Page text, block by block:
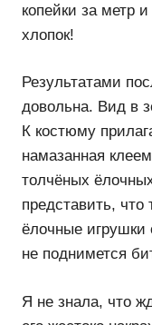
копейки за метр
хлопок!
Результатами
довольна. Вид в
К костюму
намазанная
толчёных
представить,
ёлочные игрушки
не поднимется
Я не знала, что